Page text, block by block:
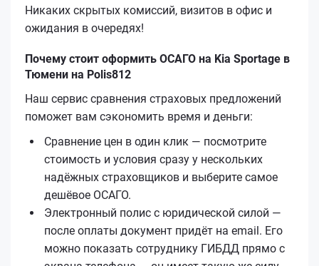
Никаких скрытых комиссий, визитов в офис и
ожидания в очередях!
Почему стоит оформить ОСАГО на Kia Sportage в
Тюмени на Polis812
Наш сервис сравнения страховых предложений
поможет вам сэкономить время и деньги:
Сравнение цен в один клик — посмотрите
стоимость и условия сразу у нескольких
надёжных страховщиков и выберите самое
дешёвое ОСАГО.
Электронный полис с юридической силой —
после оплаты документ придёт на email. Его
можно показать сотруднику ГИБДД прямо с